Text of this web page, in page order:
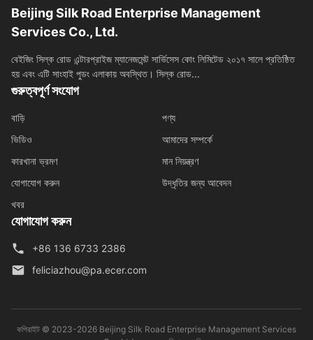
Beijing Silk Road Enterprise Management
Services Co., Ltd.
বেইজিং সিল্ক রোড এন্টারপ্রাইজ ম্যানেজমেন্ট সার্ভিসেস কোং লিমিটেড ২০১৭ সালে প্রতিষ্ঠিত
হয় এবং এটি সাংহাই পুডং এলাকায় অবস্থিত। সিল্ক রোড...
গুরুত্বপূর্ণ সংযোগ
বাড়ি
পণ্য
ভিডিও
আমাদের সম্পর্কে
কারখানা ভ্রমণ
মান নিয়ন্ত্রণ
যোগাযোগ করুন
উদ্ধৃতির জন্য আবেদন
খবর
যোগাযোগ করুন
+86 136 6733 2386
feliciazhou@pa.ecer.com
কপিরাইট © 2023-2026 Beijing Silk Road Enterprise Management Services